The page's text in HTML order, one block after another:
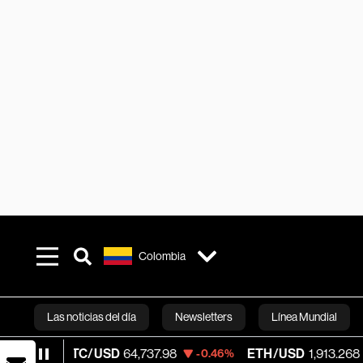
Colombia
Las noticias del día Newsletters Línea Mundial
Bloomberg
BTC/USD 64,737.98 -0.46% ETH/USD 1,913.268 -0.30%